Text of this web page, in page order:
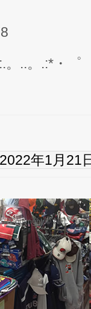
。..。.:*・
2022年1月21
Copyright © NFL グッ